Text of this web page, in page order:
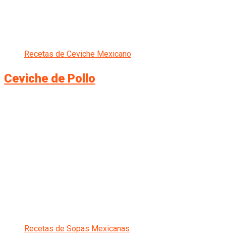
Recetas de Ceviche Mexicano
Ceviche de Pollo
Recetas de Sopas Mexicanas